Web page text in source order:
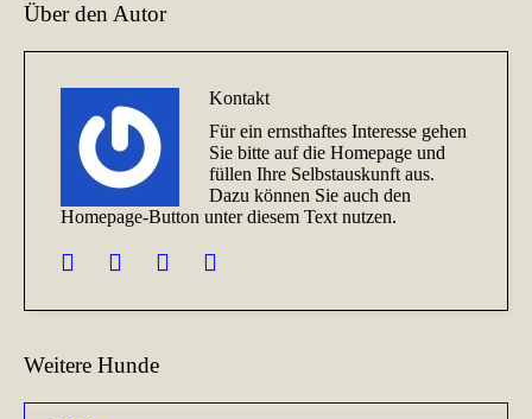
Über den Autor
Kontakt
Für ein ernsthaftes Interesse gehen
Sie bitte auf die Homepage und
füllen Ihre Selbstauskunft aus.
Dazu können Sie auch den
Homepage-Button unter diesem Text nutzen.
Weitere Hunde